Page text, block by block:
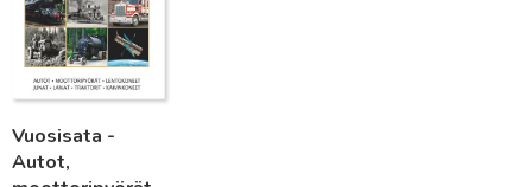
Vuosisata -
Autot,